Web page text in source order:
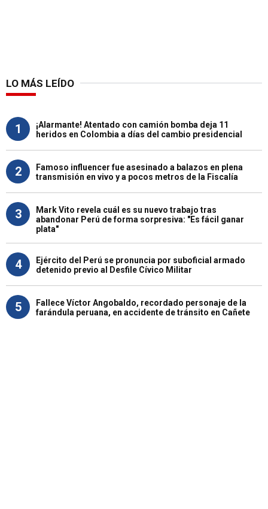
LO MÁS LEÍDO
1
¡Alarmante! Atentado con camión bomba deja 11
heridos en Colombia a días del cambio presidencial
2
Famoso influencer fue asesinado a balazos en plena
transmisión en vivo y a pocos metros de la Fiscalía
3
Mark Vito revela cuál es su nuevo trabajo tras
abandonar Perú de forma sorpresiva: "Es fácil ganar
plata"
4
Ejército del Perú se pronuncia por suboficial armado
detenido previo al Desfile Cívico Militar
5
Fallece Víctor Angobaldo, recordado personaje de la
farándula peruana, en accidente de tránsito en Cañete